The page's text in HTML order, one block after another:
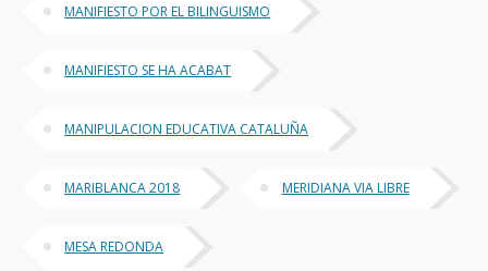
MANIFIESTO POR EL BILINGUISMO
MANIFIESTO SE HA ACABAT
MANIPULACION EDUCATIVA CATALUÑA
MARIBLANCA 2018 MERIDIANA VIA LIBRE
MESA REDONDA